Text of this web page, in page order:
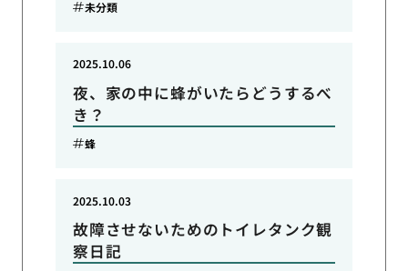
未分類
夜、家の中に蜂がいたらどうするべ
き？
2025.10.06
蜂
故障させないためのトイレタンク観
察日記
2025.10.03